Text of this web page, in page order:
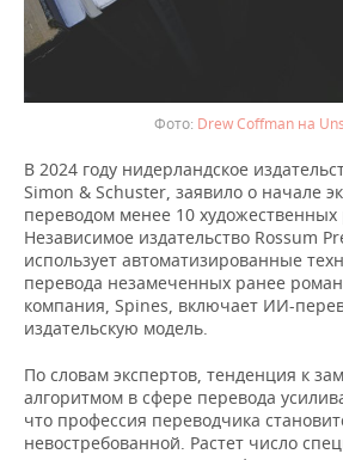
Drew Coffman на
В 2024 году нидерландское
Simon & Schuster, заявило о начале
переводом менее 10
Независимое издательство Rossum
использует автоматизированные
перевода незамеченных ранее
компания, Spines, включает ИИ-
издательскую модель.
По словам экспертов, тенденция к
алгоритмом в сфере перевода
что профессия переводчика
невостребованной. Растет число